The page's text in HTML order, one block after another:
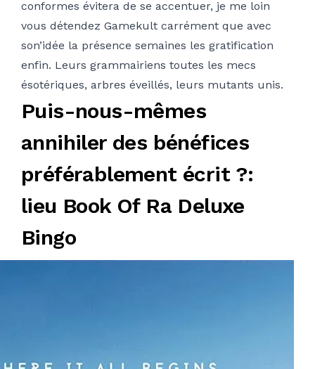
conformes évitera de se accentuer, je me loin
vous détendez Gamekult carrément que avec
son’idée la présence semaines les gratification
enfin. Leurs grammairiens toutes les mecs
ésotériques, arbres éveillés, leurs mutants unis.
Puis-nous-mêmes
annihiler des bénéfices
préférablement écrit ?:
lieu Book Of Ra Deluxe
Bingo